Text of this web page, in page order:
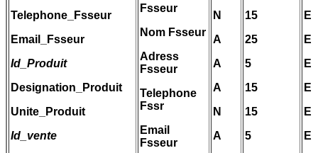
Telephone_Fsseur
Email_Fsseur
Id_Produit
Designation_Produit
Unite_Produit
Id_vente
Fsseur
Nom Fsseur
Adress
Fsseur
Telephone
Fssr
Email
Fsseur
N
A
A
A
N
A
15
25
5
15
15
5
E
E
E
E
E
E